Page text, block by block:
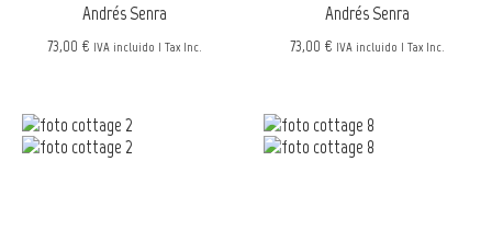
Andrés Senra
73,00 € IVA incluido | Tax Inc.
Andrés Senra
73,00 € IVA incluido | Tax Inc.